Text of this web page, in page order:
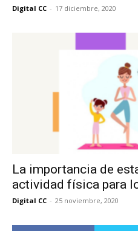
Digital CC - 17 diciembre, 2020
La importancia de
actividad física para
Digital CC - 25 noviembre, 2020